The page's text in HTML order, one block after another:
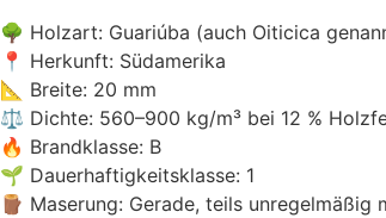
🌳 Holzart: Guariúba (auch Oiticica
📍 Herkunft: Südamerika
📐 Breite: 20 mm
⚖️ Dichte: 560–900 kg/m³ bei 12 %
🔥 Brandklasse: B
🌱 Dauerhaftigkeitsklasse: 1
🪵 Maserung: Gerade, teils unregelmäßig